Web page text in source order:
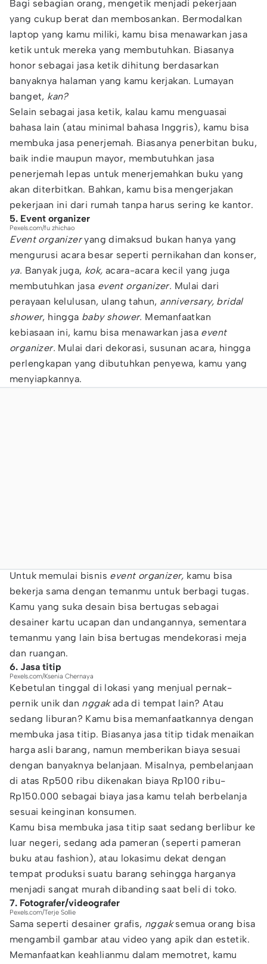
Bagi sebagian orang, mengetik menjadi pekerjaan
yang cukup berat dan membosankan. Bermodalkan
laptop yang kamu miliki, kamu bisa menawarkan jasa
ketik untuk mereka yang membutuhkan. Biasanya
honor sebagai jasa ketik dihitung berdasarkan
banyaknya halaman yang kamu kerjakan. Lumayan
banget, kan?
Selain sebagai jasa ketik, kalau kamu menguasai
bahasa lain (atau minimal bahasa Inggris), kamu bisa
membuka jasa penerjemah. Biasanya penerbitan buku,
baik indie maupun mayor, membutuhkan jasa
penerjemah lepas untuk menerjemahkan buku yang
akan diterbitkan. Bahkan, kamu bisa mengerjakan
pekerjaan ini dari rumah tanpa harus sering ke kantor.
5. Event organizer
Pexels.com/fu zhichao
Event organizeryang dimaksud bukan hanya yang
mengurusi acara besar seperti pernikahan dan konser,
ya. Banyak juga, kok, acara-acara kecil yang juga
membutuhkan jasa event organizer. Mulai dari
perayaan kelulusan, ulang tahun, anniversary, bridal
shower, hingga baby shower. Memanfaatkan
kebiasaan ini, kamu bisa menawarkan jasa event
organizer. Mulai dari dekorasi, susunan acara, hingga
perlengkapan yang dibutuhkan penyewa, kamu yang
menyiapkannya.
Untuk memulai bisnis event organizer, kamu bisa
bekerja sama dengan temanmu untuk berbagi tugas.
Kamu yang suka desain bisa bertugas sebagai
desainer kartu ucapan dan undangannya, sementara
temanmu yang lain bisa bertugas mendekorasi meja
dan ruangan.
6. Jasa titip
Pexels.com/Ksenia Chernaya
Kebetulan tinggal di lokasi yang menjual pernak-
pernik unik dan nggakada di tempat lain? Atau
sedang liburan? Kamu bisa memanfaatkannya dengan
membuka jasa titip. Biasanya jasa titip tidak menaikan
harga asli barang, namun memberikan biaya sesuai
dengan banyaknya belanjaan. Misalnya, pembelanjaan
di atas Rp500 ribu dikenakan biaya Rp100 ribu-
Rp150.000 sebagai biaya jasa kamu telah berbelanja
sesuai keinginan konsumen.
Kamu bisa membuka jasa titip saat sedang berlibur ke
luar negeri, sedang ada pameran (seperti pameran
buku atau fashion), atau lokasimu dekat dengan
tempat produksi suatu barang sehingga harganya
menjadi sangat murah dibanding saat beli di toko.
7. Fotografer/videografer
Pexels.com/Terje Sollie
Sama seperti desainer grafis, nggaksemua orang bisa
mengambil gambar atau video yang apik dan estetik.
Memanfaatkan keahlianmu dalam memotret, kamu